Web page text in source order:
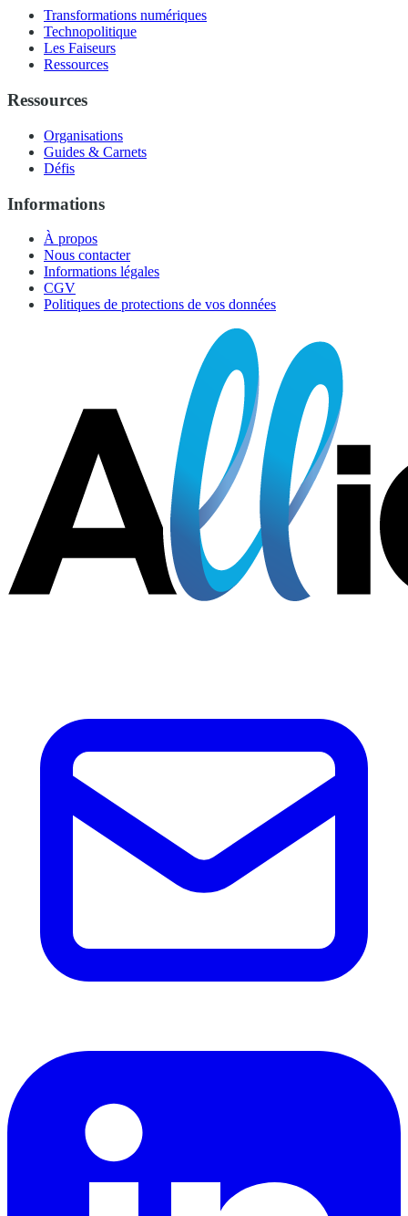
Transformations numériques
Technopolitique
Les Faiseurs
Ressources
Ressources
Organisations
Guides & Carnets
Défis
Informations
À propos
Nous contacter
Informations légales
CGV
Politiques de protections de vos données